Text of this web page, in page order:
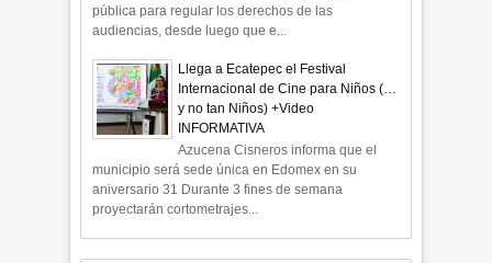
pública para regular los derechos de las
audiencias, desde luego que e...
Llega a Ecatepec el Festival
Internacional de Cine para Niños (…
y no tan Niños) +Video
INFORMATIVA
Azucena Cisneros informa que el
municipio será sede única en Edomex en su
aniversario 31 Durante 3 fines de semana
proyectarán cortometrajes...